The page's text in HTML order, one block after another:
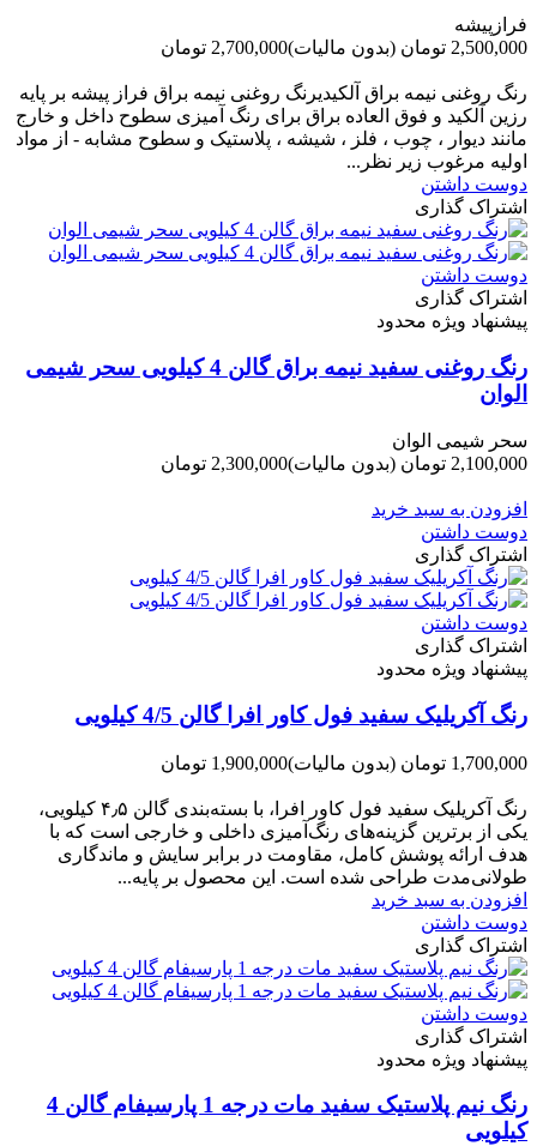
فرازپیشه
2,500,000 تومان
(بدون مالیات)2,700,000 تومان
رنگ روغنی نیمه براق آلکیدیرنگ روغنی نیمه براق فراز پیشه بر پایه
رزین آلکید و فوق العاده براق برای رنگ آمیزی سطوح داخل و خارج
مانند دیوار ، چوب ، فلز ، شیشه ، پلاستیک و سطوح مشابه - از مواد
اولیه مرغوب زیر نظر...
دوست داشتن
اشتراک گذاری
دوست داشتن
اشتراک گذاری
پیشنهاد ویژه محدود
رنگ روغنی سفید نیمه براق گالن 4 کیلویی سحر شیمی
الوان
سحر شیمی الوان
2,100,000 تومان
(بدون مالیات)2,300,000 تومان
افزودن به سبد خرید
دوست داشتن
اشتراک گذاری
دوست داشتن
اشتراک گذاری
پیشنهاد ویژه محدود
رنگ آکریلیک سفید فول کاور افرا گالن 4/5 کیلویی
1,700,000 تومان (بدون مالیات)1,900,000 تومان
رنگ آکریلیک سفید فول کاور افرا، با بسته‌بندی گالن ۴٫۵ کیلویی،
یکی از برترین گزینه‌های رنگ‌آمیزی داخلی و خارجی است که با
هدف ارائه پوشش کامل، مقاومت در برابر سایش و ماندگاری
طولانی‌مدت طراحی شده است. این محصول بر پایه...
افزودن به سبد خرید
دوست داشتن
اشتراک گذاری
دوست داشتن
اشتراک گذاری
پیشنهاد ویژه محدود
رنگ نیم پلاستیک سفید مات درجه 1 پارسیفام گالن 4
کیلویی